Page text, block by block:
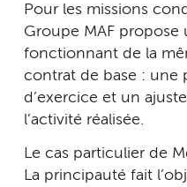
Pour les missions
Groupe MAF
fonctionnant de la
contrat de base : une
d’exercice et un
l’activité réalisée.
Le cas particulier de
La principauté fait